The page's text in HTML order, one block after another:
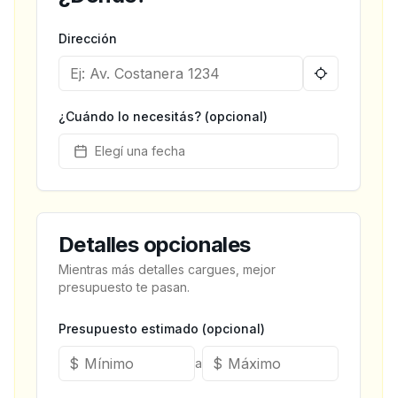
Dirección
¿Cuándo lo necesitás? (opcional)
Elegí una fecha
Detalles opcionales
Mientras más detalles cargues, mejor
presupuesto te pasan.
Presupuesto estimado (opcional)
$ a $